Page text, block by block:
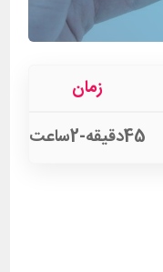
زمان
45دقیقه-2ساعت